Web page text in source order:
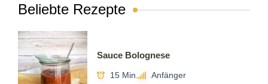
Beliebte Rezepte
Sauce Bolognese
15 Min. Anfänger